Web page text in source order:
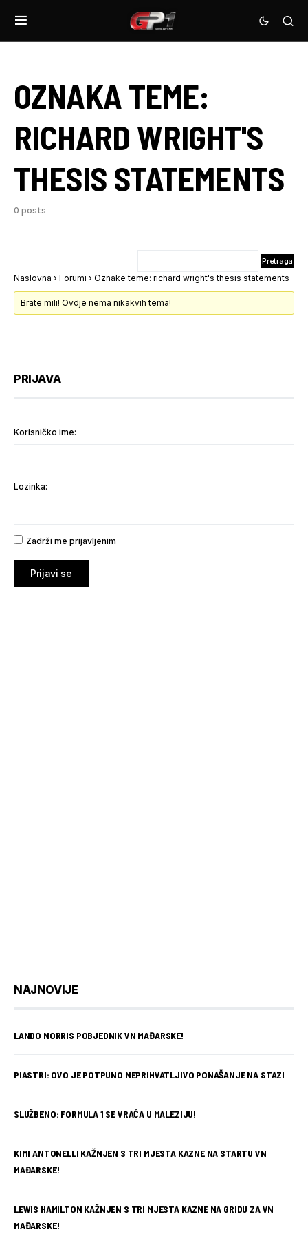
OZNAKA TEME:
RICHARD WRIGHT'S
THESIS STATEMENTS
0 posts
Naslovna › Forumi › Oznake teme: richard wright's thesis statements
Brate mili! Ovdje nema nikakvih tema!
PRIJAVA
Korisničko ime:
Lozinka:
Zadrži me prijavljenim
Prijavi se
NAJNOVIJE
LANDO NORRIS POBJEDNIK VN MAĐARSKE!
PIASTRI: OVO JE POTPUNO NEPRIHVATLJIVO PONAŠANJE NA STAZI
SLUŽBENO: FORMULA 1 SE VRAĆA U MALEZIJU!
KIMI ANTONELLI KAŽNJEN S TRI MJESTA KAZNE NA STARTU VN
MAĐARSKE!
LEWIS HAMILTON KAŽNJEN S TRI MJESTA KAZNE NA GRIDU ZA VN
MAĐARSKE!